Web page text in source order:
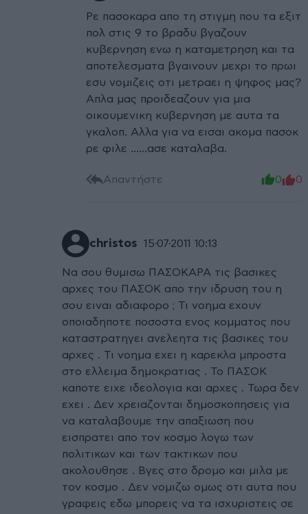
Ρε πασοκαρα απο τη στιγμη που τα εξιτ
πολ στις 9 το βραδυ βγαζουν
κυβερνηση ενω η καταμετρηση και τα
αποτελεσματα βγαινουν μεχρι το πρωι
εσυ νομιζεις οτι μετραει η ψηφος μας?
Απλα μας προιδεαζουν για μια
οικουμενικη κυβερνηση με αυτα τα
γκαλοπ. Αλλα για να εισαι ακομα πασοκ
ρε φιλε ......ασε καταλαβα.
Απαντήστε 0 0
christos 15·07·2011 10:13
Να σου θυμισω ΠΑΣΟΚΑΡΑ τις βασικες
αρχες του ΠΑΣΟΚ απο την ιδρυση του η
σου ειναι αδιαφορο ; Τι νοημα εχουν
οποιαδηποτε ποσοστα ενος κομματος που
καταστρατηγει ανελεητα τις βασικες του
αρχες . Τι νοημα εχει η καρεκλα μπροστα
στο ελλειμα δημοκρατιας . Το ΠΑΣΟΚ
καποτε ειχε ιδεολογια και αρχες . Τωρα δεν
εχει . Δεν χρειαζονται δημοσκοπησεις για
να καταλαβουμε την απαξιωση που
εισπρατει απο τον κοσμο λογω των
πολιτικων και των τακτικων που
ακολουθησε . Βγες στο δρομο και μιλα με
τον κοσμο . Δεν νομιζω ομως οτι αυτα που
γραφεις εδω μπορεις να τα ισχυριστεις σε